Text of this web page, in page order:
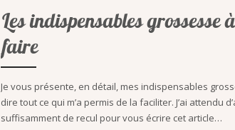
Les indispensables grossesse
faire
Je vous présente, en détail, mes indispensables
dire tout ce qui m’a permis de la faciliter. J’ai attendu
suffisamment de recul pour vous écrire cet article…